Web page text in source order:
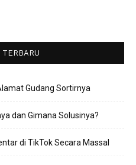
Gudang Sortirnya
dan Gimana Solusinya?
di TikTok Secara Massal